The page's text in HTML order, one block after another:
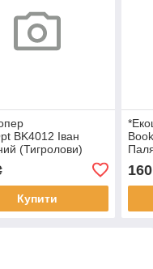
BK4012 Іван
(Тигролови)
бежевий
Купити
160